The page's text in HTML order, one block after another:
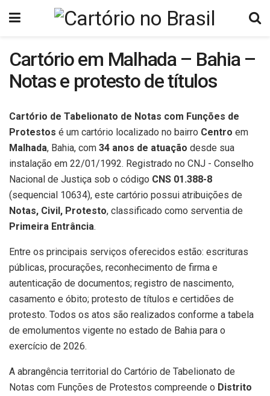
Cartório em Malhada – Bahia –
Notas e protesto de títulos
Cartório de Tabelionato de Notas com Funções de
Protestos é um cartório localizado no bairro Centro em
Malhada, Bahia, com 34 anos de atuação desde sua
instalação em 22/01/1992. Registrado no CNJ - Conselho
Nacional de Justiça sob o código CNS 01.388-8
(sequencial 10634), este cartório possui atribuições de
Notas, Civil, Protesto, classificado como serventia de
Primeira Entrância.
Entre os principais serviços oferecidos estão: escrituras
públicas, procurações, reconhecimento de firma e
autenticação de documentos; registro de nascimento,
casamento e óbito; protesto de títulos e certidões de
protesto. Todos os atos são realizados conforme a tabela
de emolumentos vigente no estado de Bahia para o
exercício de 2026.
A abrangência territorial do Cartório de Tabelionato de
Notas com Funções de Protestos compreende o Distrito